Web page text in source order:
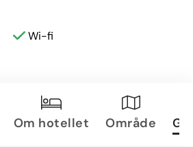
rum utrustade
telefon och säkerhetsbox (mot
dusch och nödvändiga
närhet till flera av Mallorcas
(2,5 km), det historiska
Wi-fi
Om hotellet Område